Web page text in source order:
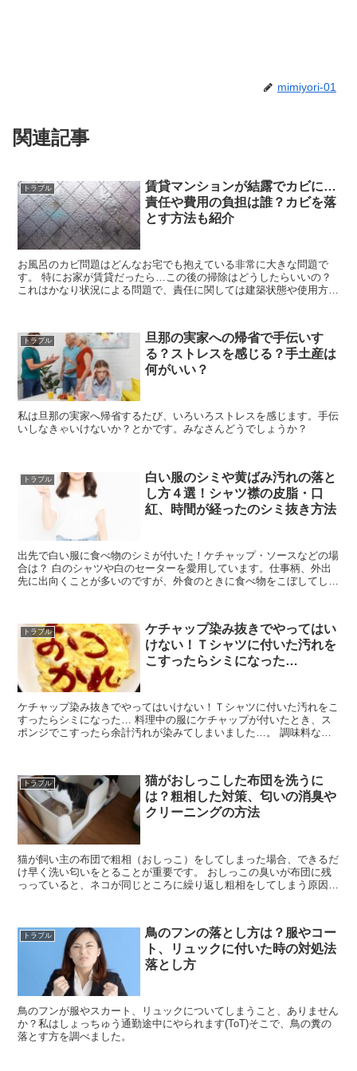
mimiyori-01
関連記事
トラブル
賃貸マンションが結露でカビに…
責任や費用の負担は誰？カビを落
とす方法も紹介
お風呂のカビ問題はどんなお宅でも抱えている非常に大きな問題で
す。 特にお家が賃貸だったら…この後の掃除はどうしたらいいの？
これはかなり状況による問題で、責任に関しては建築状態や使用方法
トラブル
旦那の実家への帰省で手伝いす
る？ストレスを感じる？手土産は
何がいい？
私は旦那の実家へ帰省するたび、いろいろストレスを感じます。手伝
いしなきゃいけないか？とかです。みなさんどうでしょうか？
トラブル
白い服のシミや黄ばみ汚れの落と
し方４選！シャツ襟の皮脂・口
紅、時間が経ったのシミ抜き方法
出先で白い服に食べ物のシミが付いた！ケチャップ・ソースなどの場
合は？ 白のシャツや白のセーターを愛用しています。仕事柄、外出
先に出向くことが多いのですが、外食のときに食べ物をこぼしてしま
トラブル
ケチャップ染み抜きでやってはい
けない！Ｔシャツに付いた汚れを
こすったらシミになった…
ケチャップ染み抜きでやってはいけない！Ｔシャツに付いた汚れをこ
すったらシミになった… 料理中の服にケチャップが付いたとき、ス
ポンジでこすったら余計汚れが染みてしまいました…。 調味料など
トラブル
猫がおしっこした布団を洗うに
は？粗相した対策、匂いの消臭や
クリーニングの方法
猫が飼い主の布団で粗相（おしっこ）をしてしまった場合、できるだ
け早く洗い匂いをとることが重要です。 おしっこの臭いが布団に残
っっていると、ネコが同じところに繰り返し粗相をしてしまう原因に
トラブル
鳥のフンの落とし方は？服やコー
ト、リュックに付いた時の対処法
落とし方
鳥のフンが服やスカート、リュックについてしまうこと、ありません
か？私はしょっちゅう通勤途中にやられます(ToT)そこで、鳥の糞の
落とす方を調べました。